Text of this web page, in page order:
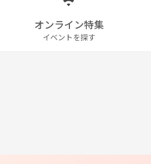
オンライン特集
イベントを探す